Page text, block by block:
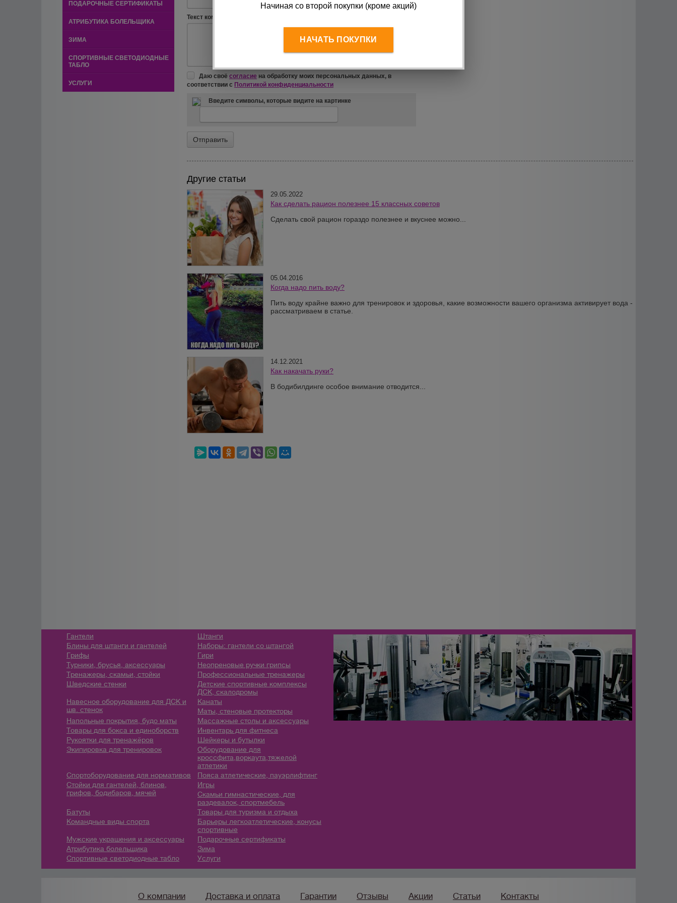
ПОДАРОЧНЫЕ СЕРТИФИКАТЫ
АТРИБУТИКА БОЛЕЛЬЩИКА
ЗИМА
СПОРТИВНЫЕ СВЕТОДИОДНЫЕ
ТАБЛО
УСЛУГИ
Текст комментария (*)
Даю своё согласие на обработку моих персональных данных, в
соответствии с Политикой конфиденциальности
Введите символы, которые видите на картинке
Другие статьи
29.05.2022
Как сделать рацион полезнее 15 классных советов
Сделать свой рацион гораздо полезнее и вкуснее можно...
05.04.2016
Когда надо пить воду?
Пить воду крайне важно для тренировок и здоровья, какие возможности вашего организма активирует вода -
рассматриваем в статье.
14.12.2021
Как накачать руки?
В бодибилдинге особое внимание отводится...
Гантели
Штанги
Блины для штанги и гантелей
Наборы: гантели со штангой
Грифы
Гири
Турники, брусья, аксессуары
Неопреновые ручки грипсы
Тренажеры, скамьи, стойки
Профессиональные тренажеры
Шведские стенки
Детские спортивные комплексы
ДСК, скалодромы
Навесное оборудование для ДСК и
шв. стенок
Канаты
Маты, стеновые протекторы
Напольные покрытия, будо маты
Массажные столы и аксессуары
Товары для бокса и единоборств
Инвентарь для фитнеса
Рукоятки для тренажёров
Шейкеры и бутылки
Экипировка для тренировок
Оборудование для
кроссфита,воркаута,тяжелой
атлетики
Спортоборудование для нормативов
Пояса атлетические, пауэрлифтинг
Стойки для гантелей, блинов,
грифов, бодибаров, мячей
Игры
Скамьи гимнастические, для
раздевалок, спортмебель
Батуты
Товары для туризма и отдыха
Командные виды спорта
Барьеры легкоатлетические, конусы
спортивные
Мужские украшения и аксессуары
Подарочные сертификаты
Атрибутика болельщика
Зима
Спортивные светодиодные табло
Услуги
О компании Доставка и оплата Гарантии Отзывы Акции Статьи Контакты
Начиная со второй покупки (кроме акций)
НАЧАТЬ ПОКУПКИ